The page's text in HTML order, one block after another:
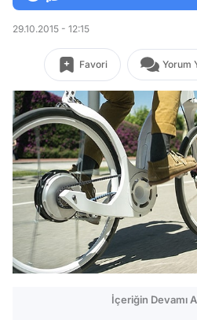
29.10.2015 - 12:15
Favori Yorum
İçeriğin Devamı